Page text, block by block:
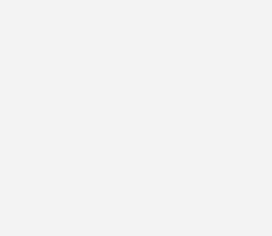
um ein energetisch ungünstiges Gebäude,
sehr guten Zustand. Quelle: